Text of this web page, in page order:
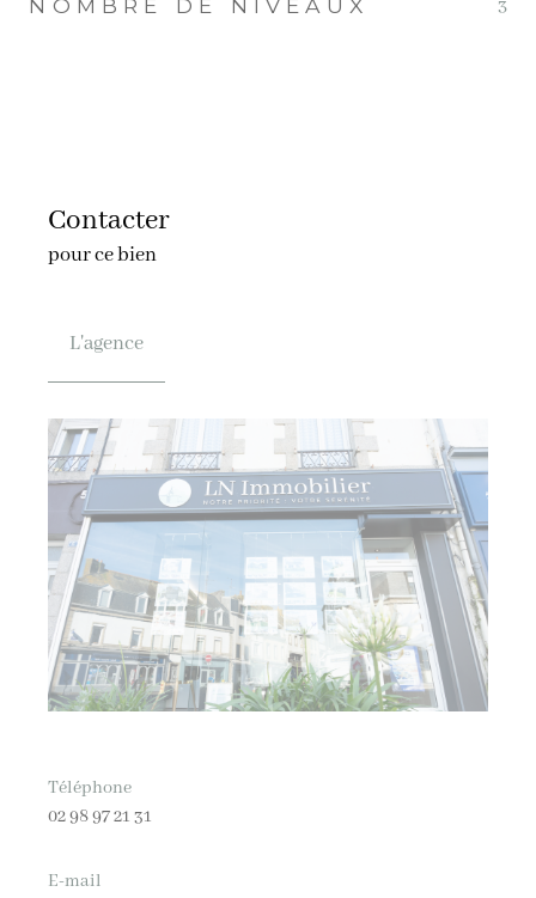
NOMBRE DE NIVEAUX 3
Contacter
pour ce bien
L'agence
Téléphone
02 98 97 21 31
E-mail